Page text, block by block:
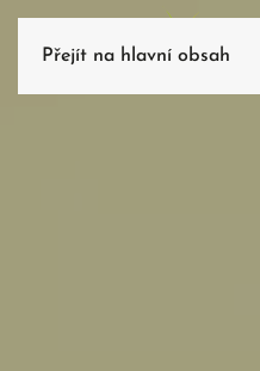
Přejít na hlavní obsah